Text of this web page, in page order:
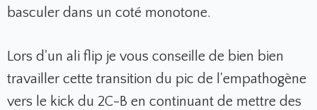
basculer dans un coté monotone.
Lors d'un ali flip je vous conseille de bien bien
travailler cette transition du pic de l'empathogène
vers le kick du 2C-B en continuant de mettre des